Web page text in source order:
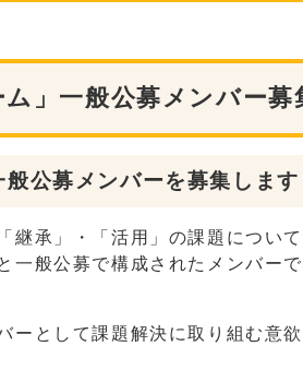
」一般公募メンバー募
般公募メンバーを募集します
承」・「活用」の課題につい
般公募で構成されたメンバー
として課題解決に取り組む意